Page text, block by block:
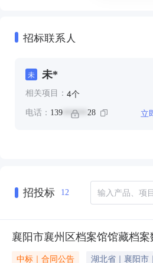
招标联系人
未 未*
相关项目： 4个
电话： 139 ****** 28 立
招投标 12
襄阳市襄州区档案馆馆藏档
中标｜合同公告 湖北省｜襄阳市